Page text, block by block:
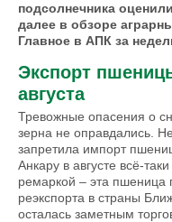
подсолнечника
далее в обзоре
Главное в АПК за
Экспорт
августа
Тревожные опасения о
зерна не оправдались.
запретила импорт
Анкару в августе всё-
ремаркой – эта пшеница
реэкспорта в страны
осталась заметным